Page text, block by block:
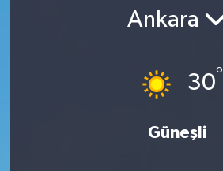
Ankara
30°
Güneşli